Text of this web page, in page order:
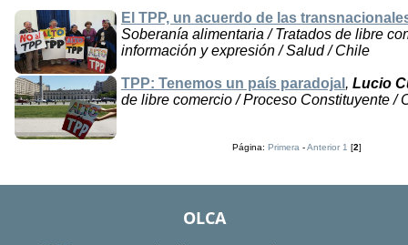
El TPP, un acuerdo de las
Soberanía alimentaria / Tratados de libre
información y expresión / Salud / Chile
TPP: Tenemos un país paradojal , Lucio
de libre comercio / Proceso Constituyente /
Página:Primera -Anterior 1 [2]
OLCA